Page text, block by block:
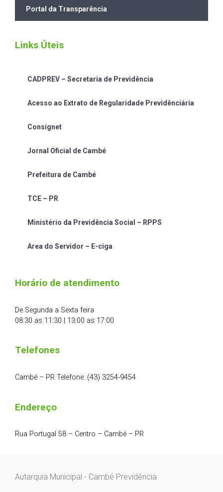
Portal da Transparência
Links Úteis
CADPREV – Secretaria de Previdência
Acesso ao Extrato de Regularidade Previdênciária
Consignet
Jornal Oficial de Cambé
Prefeitura de Cambé
TCE – PR
Ministério da Previdência Social – RPPS
Area do Servidor – E-ciga
Horário de atendimento
De Segunda a Sexta feira
08:30 as 11:30 | 13:00 as 17:00
Telefones
Cambé – PR Telefone: (43) 3254-9454
Endereço
Rua Portugal 58 – Centro – Cambé – PR
Autarquia Municipal - Cambé Previdência